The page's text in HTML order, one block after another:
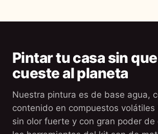
Pintar tu casa sin
cueste al planeta
Nuestra pintura es de base agua,
contenido en compuestos volátiles
sin olor fuerte y con gran poder de